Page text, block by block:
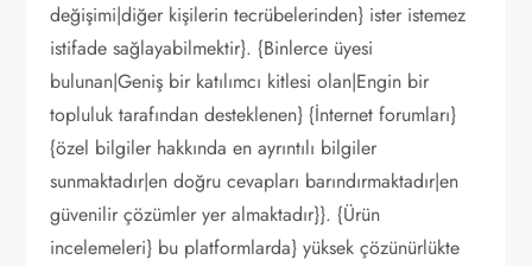
değişimi|diğer kişilerin tecrübelerinden} ister istemez
istifade sağlayabilmektir}. {Binlerce üyesi
bulunan|Geniş bir katılımcı kitlesi olan|Engin bir
topluluk tarafından desteklenen} {İnternet forumları}
{özel bilgiler hakkında en ayrıntılı bilgiler
sunmaktadır|en doğru cevapları barındırmaktadır|en
güvenilir çözümler yer almaktadır}}. {Ürün
incelemeleri} bu platformlarda} yüksek çözünürlükte